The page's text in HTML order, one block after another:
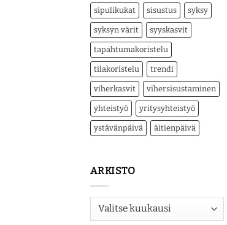
sipulikukat sisustus syksy
syksyn värit syyskasvit
tapahtumakoristelu
tilakoristelu trendi
viherkasvit vihersisustaminen
yhteistyö yritysyhteistyö
ystävänpäivä äitienpäivä
ARKISTO
Arkisto